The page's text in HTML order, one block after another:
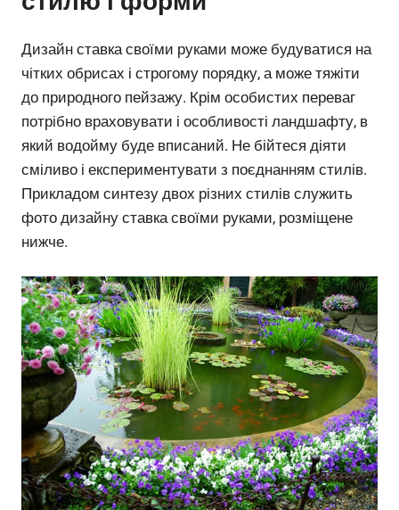
Дизайн ставка своїми руками може будуватися на
чітких обрисах і строгому порядку, а може тяжіти
до природного пейзажу. Крім особистих переваг
потрібно враховувати і особливості ландшафту, в
який водойму буде вписаний. Не бійтеся діяти
сміливо і експериментувати з поєднанням стилів.
Прикладом синтезу двох різних стилів служить
фото дизайну ставка своїми руками, розміщене
нижче.